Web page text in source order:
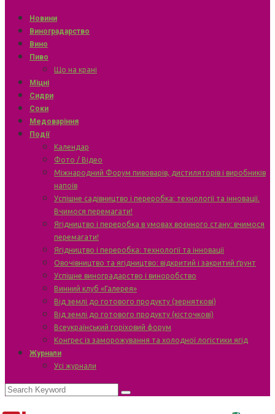
Новини
Виноградарство
Вино
Пиво
Що на крані
Міцні
Сидри
Соки
Медоваріння
Події
Календар
Фото / Відео
Міжнародний Форум пивоварів, дистиляторів і виробників
напоїв
Успішне садівництво і переробка: технології та інновації.
Вчимося перемагати!
Ягідництво і переробка в умовах воєнного стану: вчимося
перемагати!
Ягідництво і переробка: технології та інновації
Овочівництво та ягідництво: відкритий і закритий ґрунт
Успішне виноградарство і виноробство
Винний клуб «Галерея»
Від землі до готового продукту (зерняткові)
Від землі до готового продукту (кісточкові)
Всеукраїнський горіховий форум
Конгрес із заморожування та холодної логістики ягід
Журнали
Усі журнали